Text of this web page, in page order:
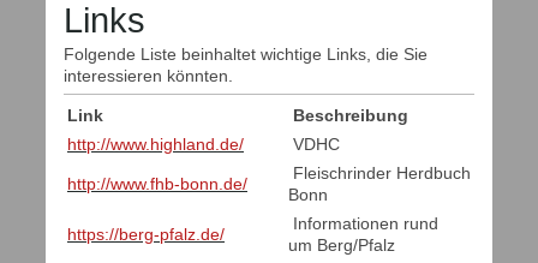
Links
Folgende Liste beinhaltet wichtige Links, die Sie
interessieren könnten.
Link
Beschreibung
http://www.highland.de/
VDHC
http://www.fhb-bonn.de/
Fleischrinder Herdbuch
Bonn
https://berg-pfalz.de/
Informationen rund
um Berg/Pfalz